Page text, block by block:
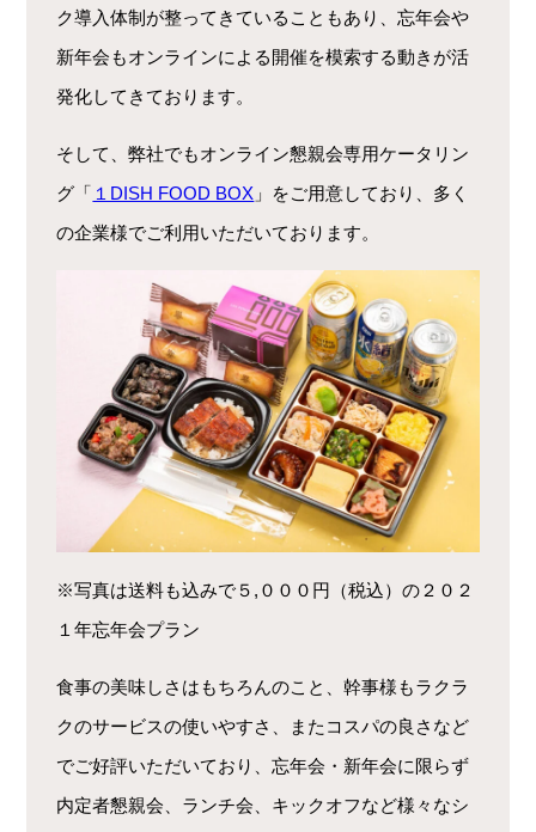
ク導入体制が整ってきていることもあり、忘年会や
新年会もオンラインによる開催を模索する動きが活
発化してきております。
そして、弊社でもオンライン懇親会専用ケータリン
グ「 １DISH FOOD BOX 」をご用意しており、多く
の企業様でご利用いただいております。
※写真は送料も込みで５,０００円（税込）の２０２
１年忘年会プラン
食事の美味しさはもちろんのこと、幹事様もラクラ
クのサービスの使いやすさ、またコスパの良さなど
でご好評いただいており、忘年会・新年会に限らず
内定者懇親会、ランチ会、キックオフなど様々なシ